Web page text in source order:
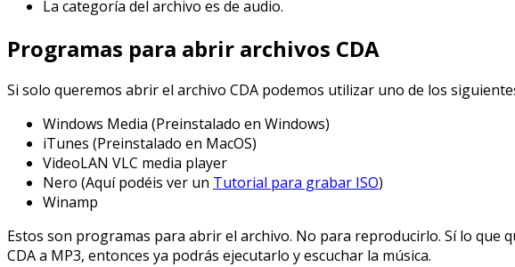
La categoría del archivo es de audio.
Programas para abrir archivos CDA
Si solo queremos abrir el archivo CDA podemos utilizar uno de los
Windows Media (Preinstalado en Windows)
iTunes (Preinstalado en MacOS)
VideoLAN VLC media player
Nero (Aquí podéis ver un Tutorial para grabar ISO)
Winamp
Estos son programas para abrir el archivo. No para reproducirlo. Sí lo que
CDA a MP3, entonces ya podrás ejecutarlo y escuchar la música.